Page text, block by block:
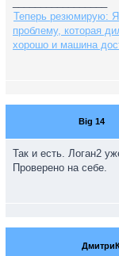
Теперь резюмирую:
проблему, которая
хорошо и машина
Big 14
Так и есть. Логан2
Проверено на себе.